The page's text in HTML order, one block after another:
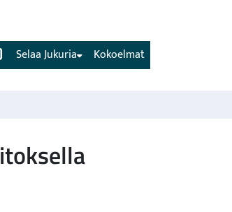
(current) Kokoelmat
Selaa Jukuria